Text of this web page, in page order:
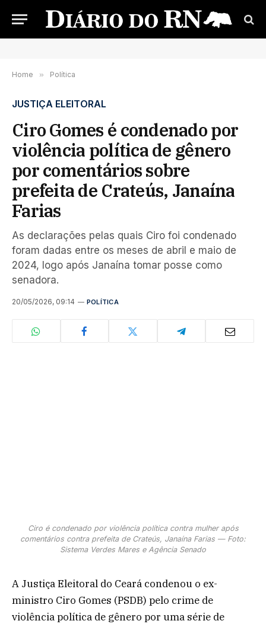
Home » Política
JUSTIÇA ELEITORAL
Ciro Gomes é condenado por
violência política de gênero
por comentários sobre
prefeita de Crateús, Janaína
Farias
As declarações pelas quais Ciro foi condenado
foram dadas entre os meses de abril e maio de
2024, logo após Janaína tomar posse como
senadora.
20/05/2026, 09:14 POLÍTICA
Ciro é condenado por violência política contra mulher após
comentários contra prefeita de Crateús, Janaína Farias — Foto:
Sistema Verdes Mares e Agência Senado
A Justiça Eleitoral do Ceará condenou o ex-
ministro Ciro Gomes (PSDB) pelo crime de
violência política de gênero por uma série de